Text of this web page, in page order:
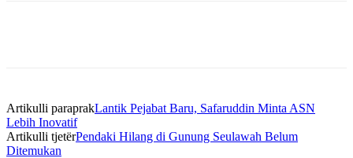
Artikulli paraprakLantik Pejabat Baru, Safaruddin Minta ASN
Lebih Inovatif
Artikulli tjetërPendaki Hilang di Gunung Seulawah Belum
Ditemukan